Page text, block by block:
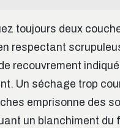
toujours deux
respectant
recouvrement
Un séchage trop
emprisonne des
un blanchiment du